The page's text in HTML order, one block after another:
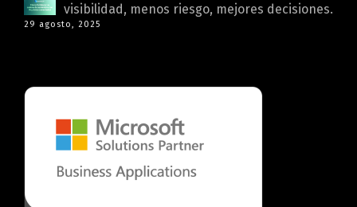
visibilidad, menos riesgo, mejores decisiones.
29 agosto, 2025